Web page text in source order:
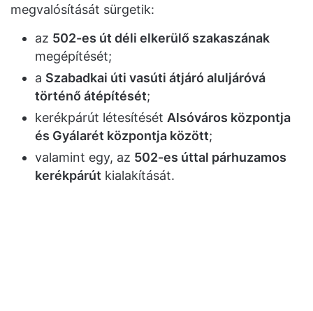
megvalósítását sürgetik:
az 502-es út déli elkerülő szakaszának
megépítését;
a Szabadkai úti vasúti átjáró aluljáróvá
történő átépítését;
kerékpárút létesítését Alsóváros központja
és Gyálarét központja között;
valamint egy, az 502-es úttal párhuzamos
kerékpárút kialakítását.